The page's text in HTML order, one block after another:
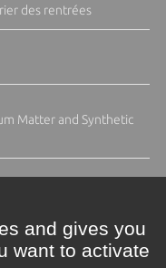
des rentrées
Matter and Synthetic
and gives you
want to activate